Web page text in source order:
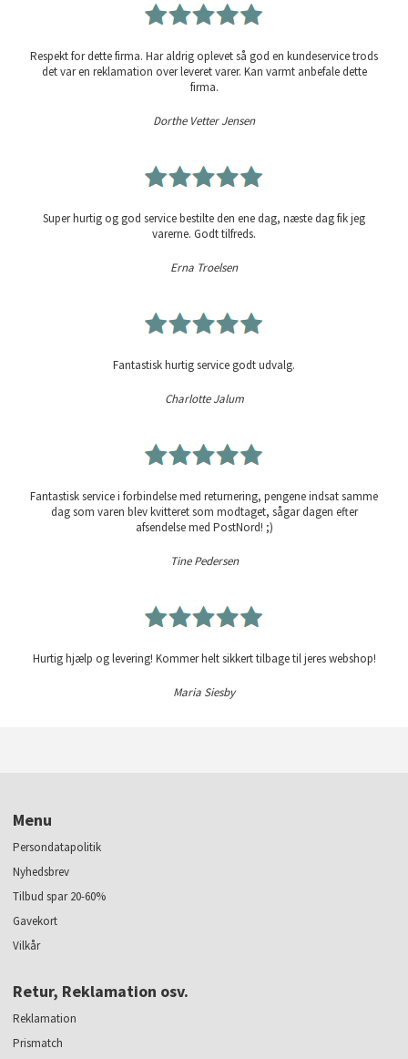
Respekt for dette firma. Har aldrig oplevet så god en kundeservice trods
det var en reklamation over leveret varer. Kan varmt anbefale dette
firma.
Dorthe Vetter Jensen
Super hurtig og god service bestilte den ene dag, næste dag fik jeg
varerne. Godt tilfreds.
Erna Troelsen
Fantastisk hurtig service godt udvalg.
Charlotte Jalum
Fantastisk service i forbindelse med returnering, pengene indsat samme
dag som varen blev kvitteret som modtaget, sågar dagen efter
afsendelse med PostNord! ;)
Tine Pedersen
Hurtig hjælp og levering! Kommer helt sikkert tilbage til jeres webshop!
Maria Siesby
Menu
Persondatapolitik
Nyhedsbrev
Tilbud spar 20-60%
Gavekort
Vilkår
Retur, Reklamation osv.
Reklamation
Prismatch